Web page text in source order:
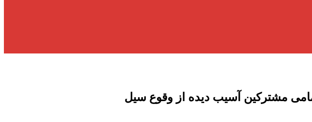
مشتركین آسیب دیده از وقوع سیل